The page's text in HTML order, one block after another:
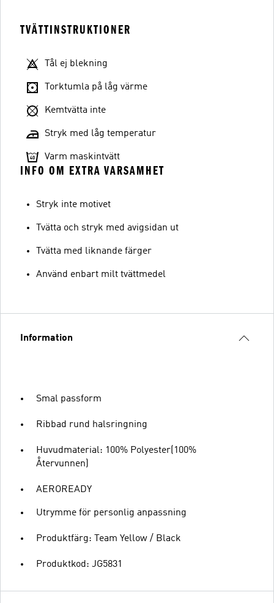
TVÄTTINSTRUKTIONER
Tål ej blekning
Torktumla på låg värme
Kemtvätta inte
Stryk med låg temperatur
Varm maskintvätt
INFO OM EXTRA VARSAMHET
Stryk inte motivet
Tvätta och stryk med avigsidan ut
Tvätta med liknande färger
Använd enbart milt tvättmedel
Information
Smal passform
Ribbad rund halsringning
Huvudmaterial: 100% Polyester(100%
Återvunnen)
AEROREADY
Utrymme för personlig anpassning
Produktfärg: Team Yellow / Black
Produktkod: JG5831